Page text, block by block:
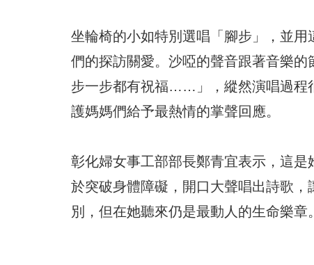
坐輪椅的小如特別選唱「腳步」，並
們的探訪關愛。沙啞的聲音跟著音樂
步一步都有祝福……」，縱然演唱過程
護媽媽們給予最熱情的掌聲回應。
彰化婦女事工部部長鄭青宜表示，這
於突破身體障礙，開口大聲唱出詩歌
別，但在她聽來仍是最動人的生命樂章。